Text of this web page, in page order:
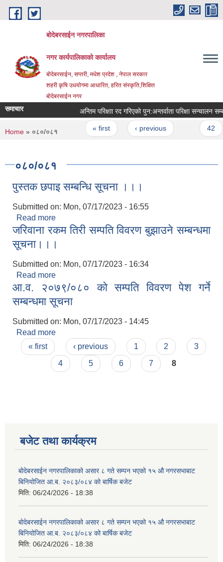
Skip to main content
बोदेबरसाईन नगरपालिका
नगर कार्यपालिकाको कार्यालय
बोदेबरसाईन, सप्तरी, मधेश प्रदेश , नेपाल सरकार
शहरी कृषि उधयोगमा आधारित, हरित संस्कृति,शिक्षित
बोदेबरसाईन नगर
समाचार अन्तिम परिक्षाा रद गरिएको पुन‍‌‌:अन्तर्वाता परिक्षा सन्चालन
Pages
« first ‹ previous
You are here
Home » ०८०/०८१
०८०/०८१
पुस्तक छपाइ सम्बन्धि सूचना ।।।
Submitted on: Mon, 07/17/2023 - 16:55
Read more
जरिवाना रकम तिरी सम्पति विवरण बुझाउने सम्बन्धमा
सूचना।।।
Submitted on: Mon, 07/17/2023 - 16:34
Read more
सूचना।।।
आ.व. २०७९/०८० को सम्पति विवरण पेश गर्ने
सम्बन्धमा सूचना
Submitted on: Mon, 07/17/2023 - 14:45
Read more
सम्बन्धमा सूचना
Pages
« first ‹ previous 1 2
3
4
5 6 7 8
बजेट तथा कार्यक्रम
बोदेबरसाईन नगरपालिकाको असार ८ गते सम्पन भएको १५ ‍‍‍औ नगरसभाबाट
बिनियोजित आ.ब. २०८३/०८४ को बार्षिक बजेट
मिति: 06/24/2026 - 18:38
बोदेबरसाईन नगरपालिकाको असार ८ गते सम्पन भएको १५ ‍‍‍औ नगरसभाबाट
बिनियोजित आ.ब. २०८३/०८४ को बार्षिक बजेट
मिति: 06/24/2026 - 18:38